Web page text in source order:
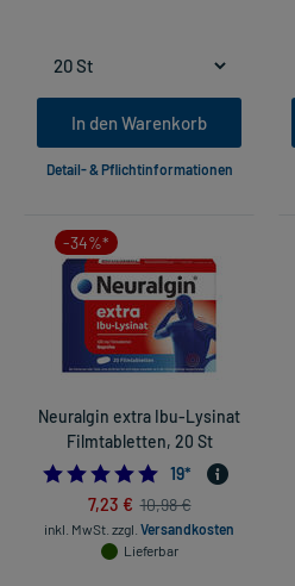
In den Warenkorb
Detail- & Pflichtinformationen
-34%*
Neuralgin extra Ibu-Lysinat
Filmtabletten, 20 St
4.947368421052632
19*
7,23 € 10,98 €
inkl. MwSt. zzgl. Versandkosten
Lieferbar